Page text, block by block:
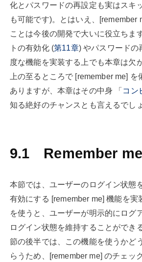
化とパスワードの再設定も実はスキ
も可能です)。とはいえ、[remember
ことは今後の開発で大いに役立ちま
トの有効化 (第11章) やパスワードの
度な機能を実装する上でも本章は欠
上の至るところで [remember me]
ありますが、本章はその中身 「 コン
知る絶好のチャンスとも言えるでし
9.1 Remember
本節では、ユーザーのログイン状態
有効にする [remember me] 機能を実
を使うと、ユーザーが明示的にログ
ログイン状態を維持することができ
節の後半では、この機能を使うかど
らうため、[remember me] のチェッ